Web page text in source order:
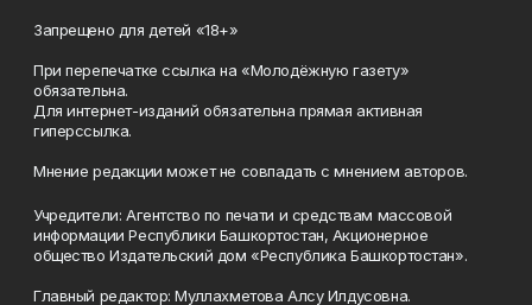
Запрещено для детей «18+»
При перепечатке ссылка на «Молодёжную газету»
обязательна.
Для интернет-изданий обязательна прямая активная
гиперссылка.
Мнение редакции может не совпадать с мнением авторов.
Учредители: Агентство по печати и средствам массовой
информации Республики Башкортостан, Акционерное
общество Издательский дом «Республика Башкортостан».
Главный редактор: Муллахметова Алсу Илдусовна.